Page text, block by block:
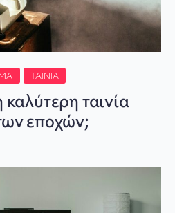
ΤΑΙΝΊΑ
καλύτερη ταινία
εποχών;